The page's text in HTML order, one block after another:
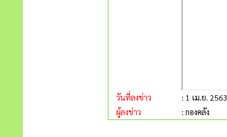
วันที่ลงข่าว
: 1 เม.ย. 2563
ผู้ลงข่าว
: กองคลัง